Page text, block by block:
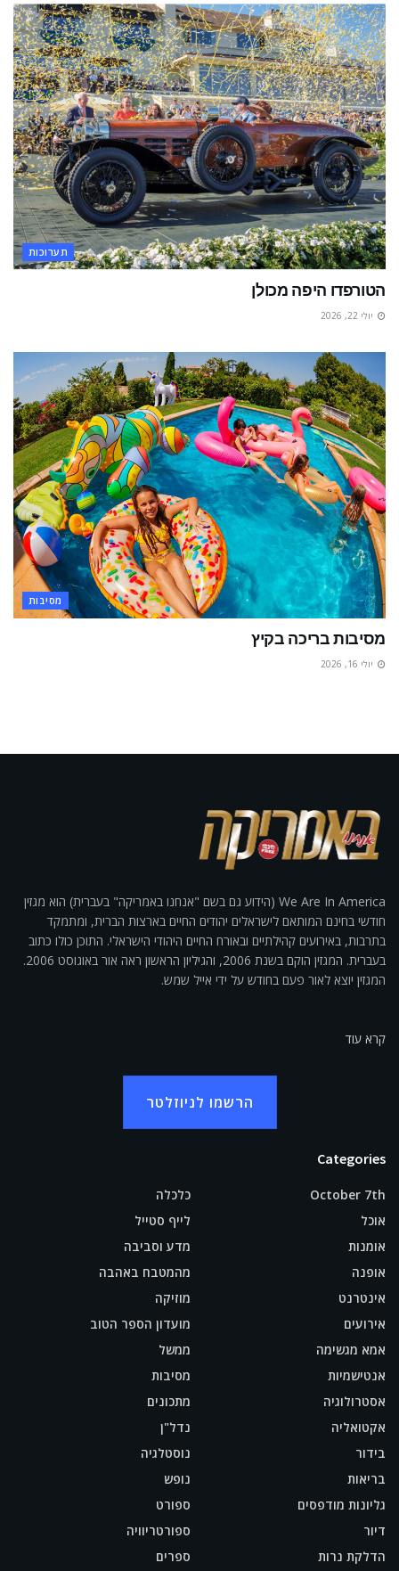
תערוכות
הטורפדו היפה מכולן
יולי 22, 2026
מסיבות
מסיבות בריכה בקיץ
יולי 16, 2026
We Are In America (הידוע גם בשם "אנחנו באמריקה" בעברית) הוא מגזין
חודשי בחינם המותאם לישראלים יהודים החיים בארצות הברית, ומתמקד
בתרבות, באירועים קהילתיים ובאורח החיים היהודי הישראלי. התוכן כולו כתוב
בעברית. המגזין הוקם בשנת 2006, והגיליון הראשון ראה אור באוגוסט 2006.
המגזין יוצא לאור פעם בחודש על ידי אייל שמש.
קרא עוד
הרשמו לניוזלטר
Categories
October 7th
אוכל
אומנות
אופנה
אינטרנט
אירועים
אמא מגשימה
אנטישמיות
אסטרולוגיה
אקטואליה
בידור
בריאות
גליונות מודפסים
דיור
הדלקת נרות
כלכלה
לייף סטייל
מדע וסביבה
מהמטבח באהבה
מוזיקה
מועדון הספר הטוב
ממשל
מסיבות
מתכונים
נדל"ן
נוסטלגיה
נופש
ספורט
ספורטריוויה
ספרים